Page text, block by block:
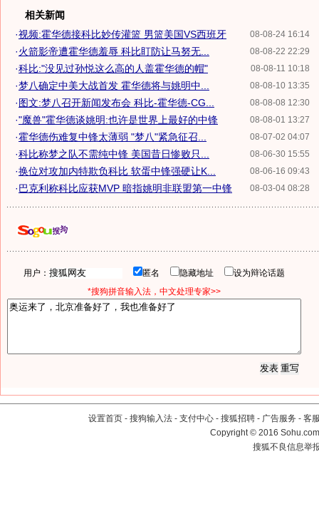
相关新闻
08-08-24 16:14
·视频:霍华德接科比妙传灌篮 男篮美国VS西班牙
08-08-22 22:29
·火箭影帝遭霍华德羞辱 科比盯防让马努无...
08-08-11 10:18
·科比:"没见过孙悦这么高的人盖霍华德的帽"
08-08-10 13:35
·梦八确定中美大战首发 霍华德将与姚明中...
08-08-08 12:30
·图文:梦八召开新闻发布会 科比-霍华德-CG...
08-08-01 13:27
·"魔兽"霍华德谈姚明:也许是世界上最好的中锋
08-07-02 04:07
·霍华德伤难复中锋太薄弱 "梦八"紧急征召...
08-06-30 15:55
·科比称梦之队不需纯中锋 美国昔日惨败只...
08-06-16 09:43
·换位对攻加内特欺负科比 软蛋中锋强硬让K...
08-03-04 08:28
·巴克利称科比应获MVP 暗指姚明非联盟第一中锋
用户： 匿名 隐藏地址
设为辩论话题
*搜狗拼音输入法，中文处理专家>>
设置首页 - 搜狗输入法 - 支付中心 - 搜狐招聘 - 广告服务 - 客
Copyright©2016
搜狐不良信息举